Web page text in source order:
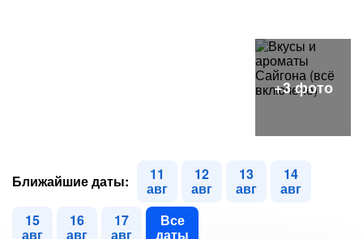
Ближайшие даты: 11
авг
12
авг
13
авг
14
авг
15
авг
16
авг
17
авг
Все
даты